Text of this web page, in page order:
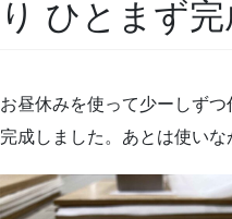
り ひとまず完
お昼休みを使って少ーしず
完成しました。あとは使いな